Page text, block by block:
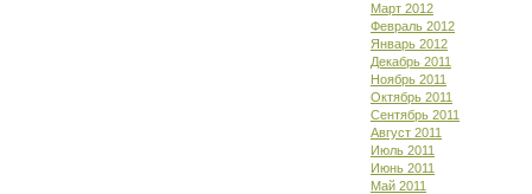
Март 2012
Февраль 2012
Январь 2012
Декабрь 2011
Ноябрь 2011
Октябрь 2011
Сентябрь 2011
Август 2011
Июль 2011
Июнь 2011
Май 2011